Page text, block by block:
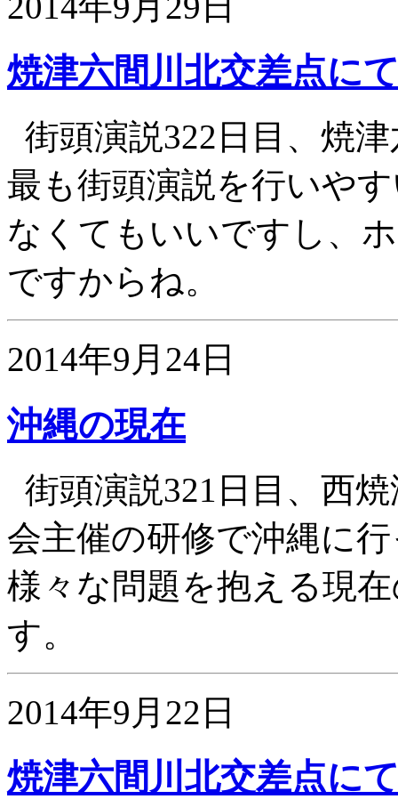
焼津六間川北交差点に
街頭演説322日目、焼
最も街頭演説を行いや
なくてもいいですし、
ですからね。
2014年9月24日
沖縄の現在
街頭演説321日目、西
会主催の研修で沖縄に
様々な問題を抱える現
す。
2014年9月22日
焼津六間川北交差点に